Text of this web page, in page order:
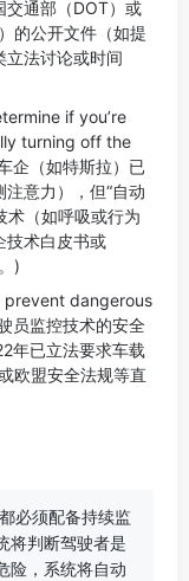
交通部（DOT）或
的公开文件（如提
立法讨论或时间
if you’re
turning off the
企（如特斯拉）已
意力），但“自动
术（如呼吸或行为
技术白皮书或
)
dangerous
员监控技术的安全
年已立法要求车载
欧盟安全法规等直
必须配备持续监
将判断驾驶者是
险，系统将自动